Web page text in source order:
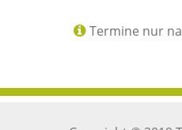
Termine nur